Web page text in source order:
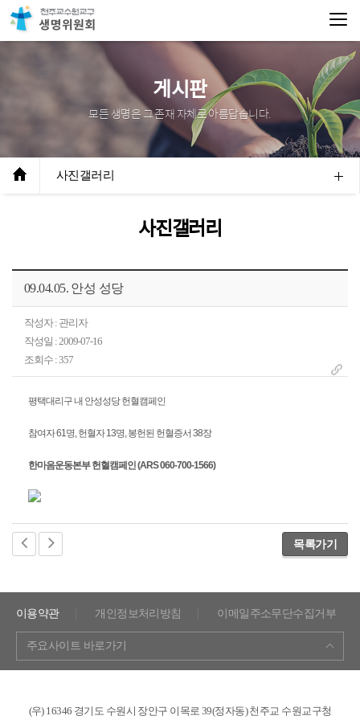
게시판
모든 생명은 그 존재 자체로 아름답습니다.
사진갤러리
사진갤러리
09.04.05. 안성 성당
작성자 : 관리자
작성일 : 2009-07-16
조회수 : 357
평택대리구 내 안성성당 헌혈캠페인
참여자 61명, 헌혈자 13명, 봉헌된 헌혈증서 38장
한마음운동본부 헌혈캠페인 (ARS 060-700-1566)
목록가기
이용약관 개인정보처리방침 이메일주소무단수집거부
주요사이트 바로가기
(우) 16346 경기도 수원시 장안구 이목로 39(정자동) 천주교 수원교구청